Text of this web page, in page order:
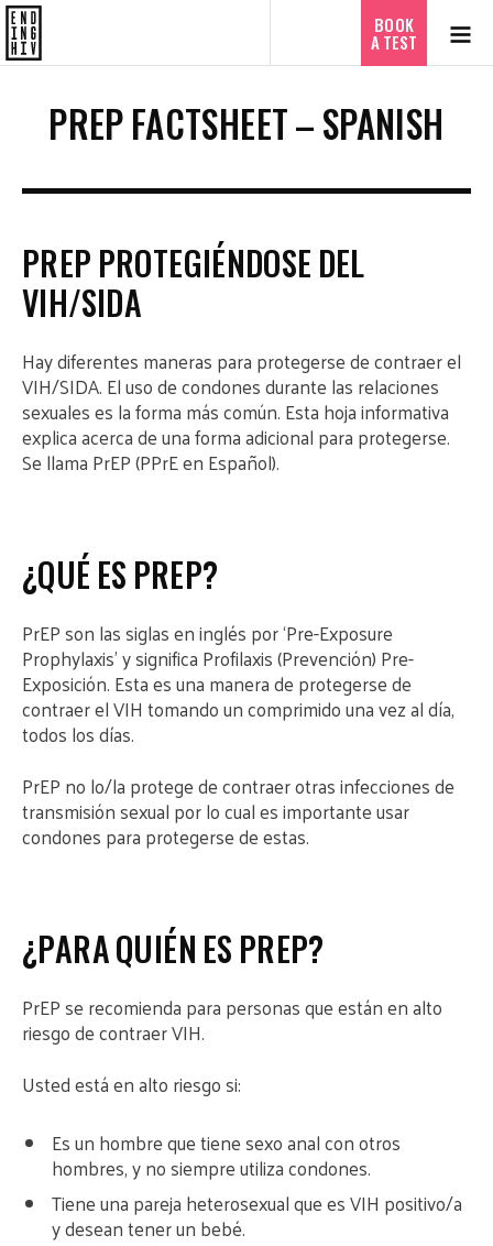
BOOK
A TEST
PREP FACTSHEET – SPANISH
PREP PROTEGIÉNDOSE DEL
VIH/SIDA
Hay diferentes maneras para protegerse de contraer el
VIH/SIDA. El uso de condones durante las relaciones
sexuales es la forma más común. Esta hoja informativa
explica acerca de una forma adicional para protegerse.
Se llama PrEP (PPrE en Español).
¿QUÉ ES PREP?
PrEP son las siglas en inglés por ‘Pre-Exposure
Prophylaxis’ y significa Profilaxis (Prevención) Pre-
Exposición. Esta es una manera de protegerse de
contraer el VIH tomando un comprimido una vez al día,
todos los días.
PrEP no lo/la protege de contraer otras infecciones de
transmisión sexual por lo cual es importante usar
condones para protegerse de estas.
¿PARA QUIÉN ES PREP?
PrEP se recomienda para personas que están en alto
riesgo de contraer VIH.
Usted está en alto riesgo si:
Es un hombre que tiene sexo anal con otros
hombres, y no siempre utiliza condones.
Tiene una pareja heterosexual que es VIH positivo/a
y desean tener un bebé.